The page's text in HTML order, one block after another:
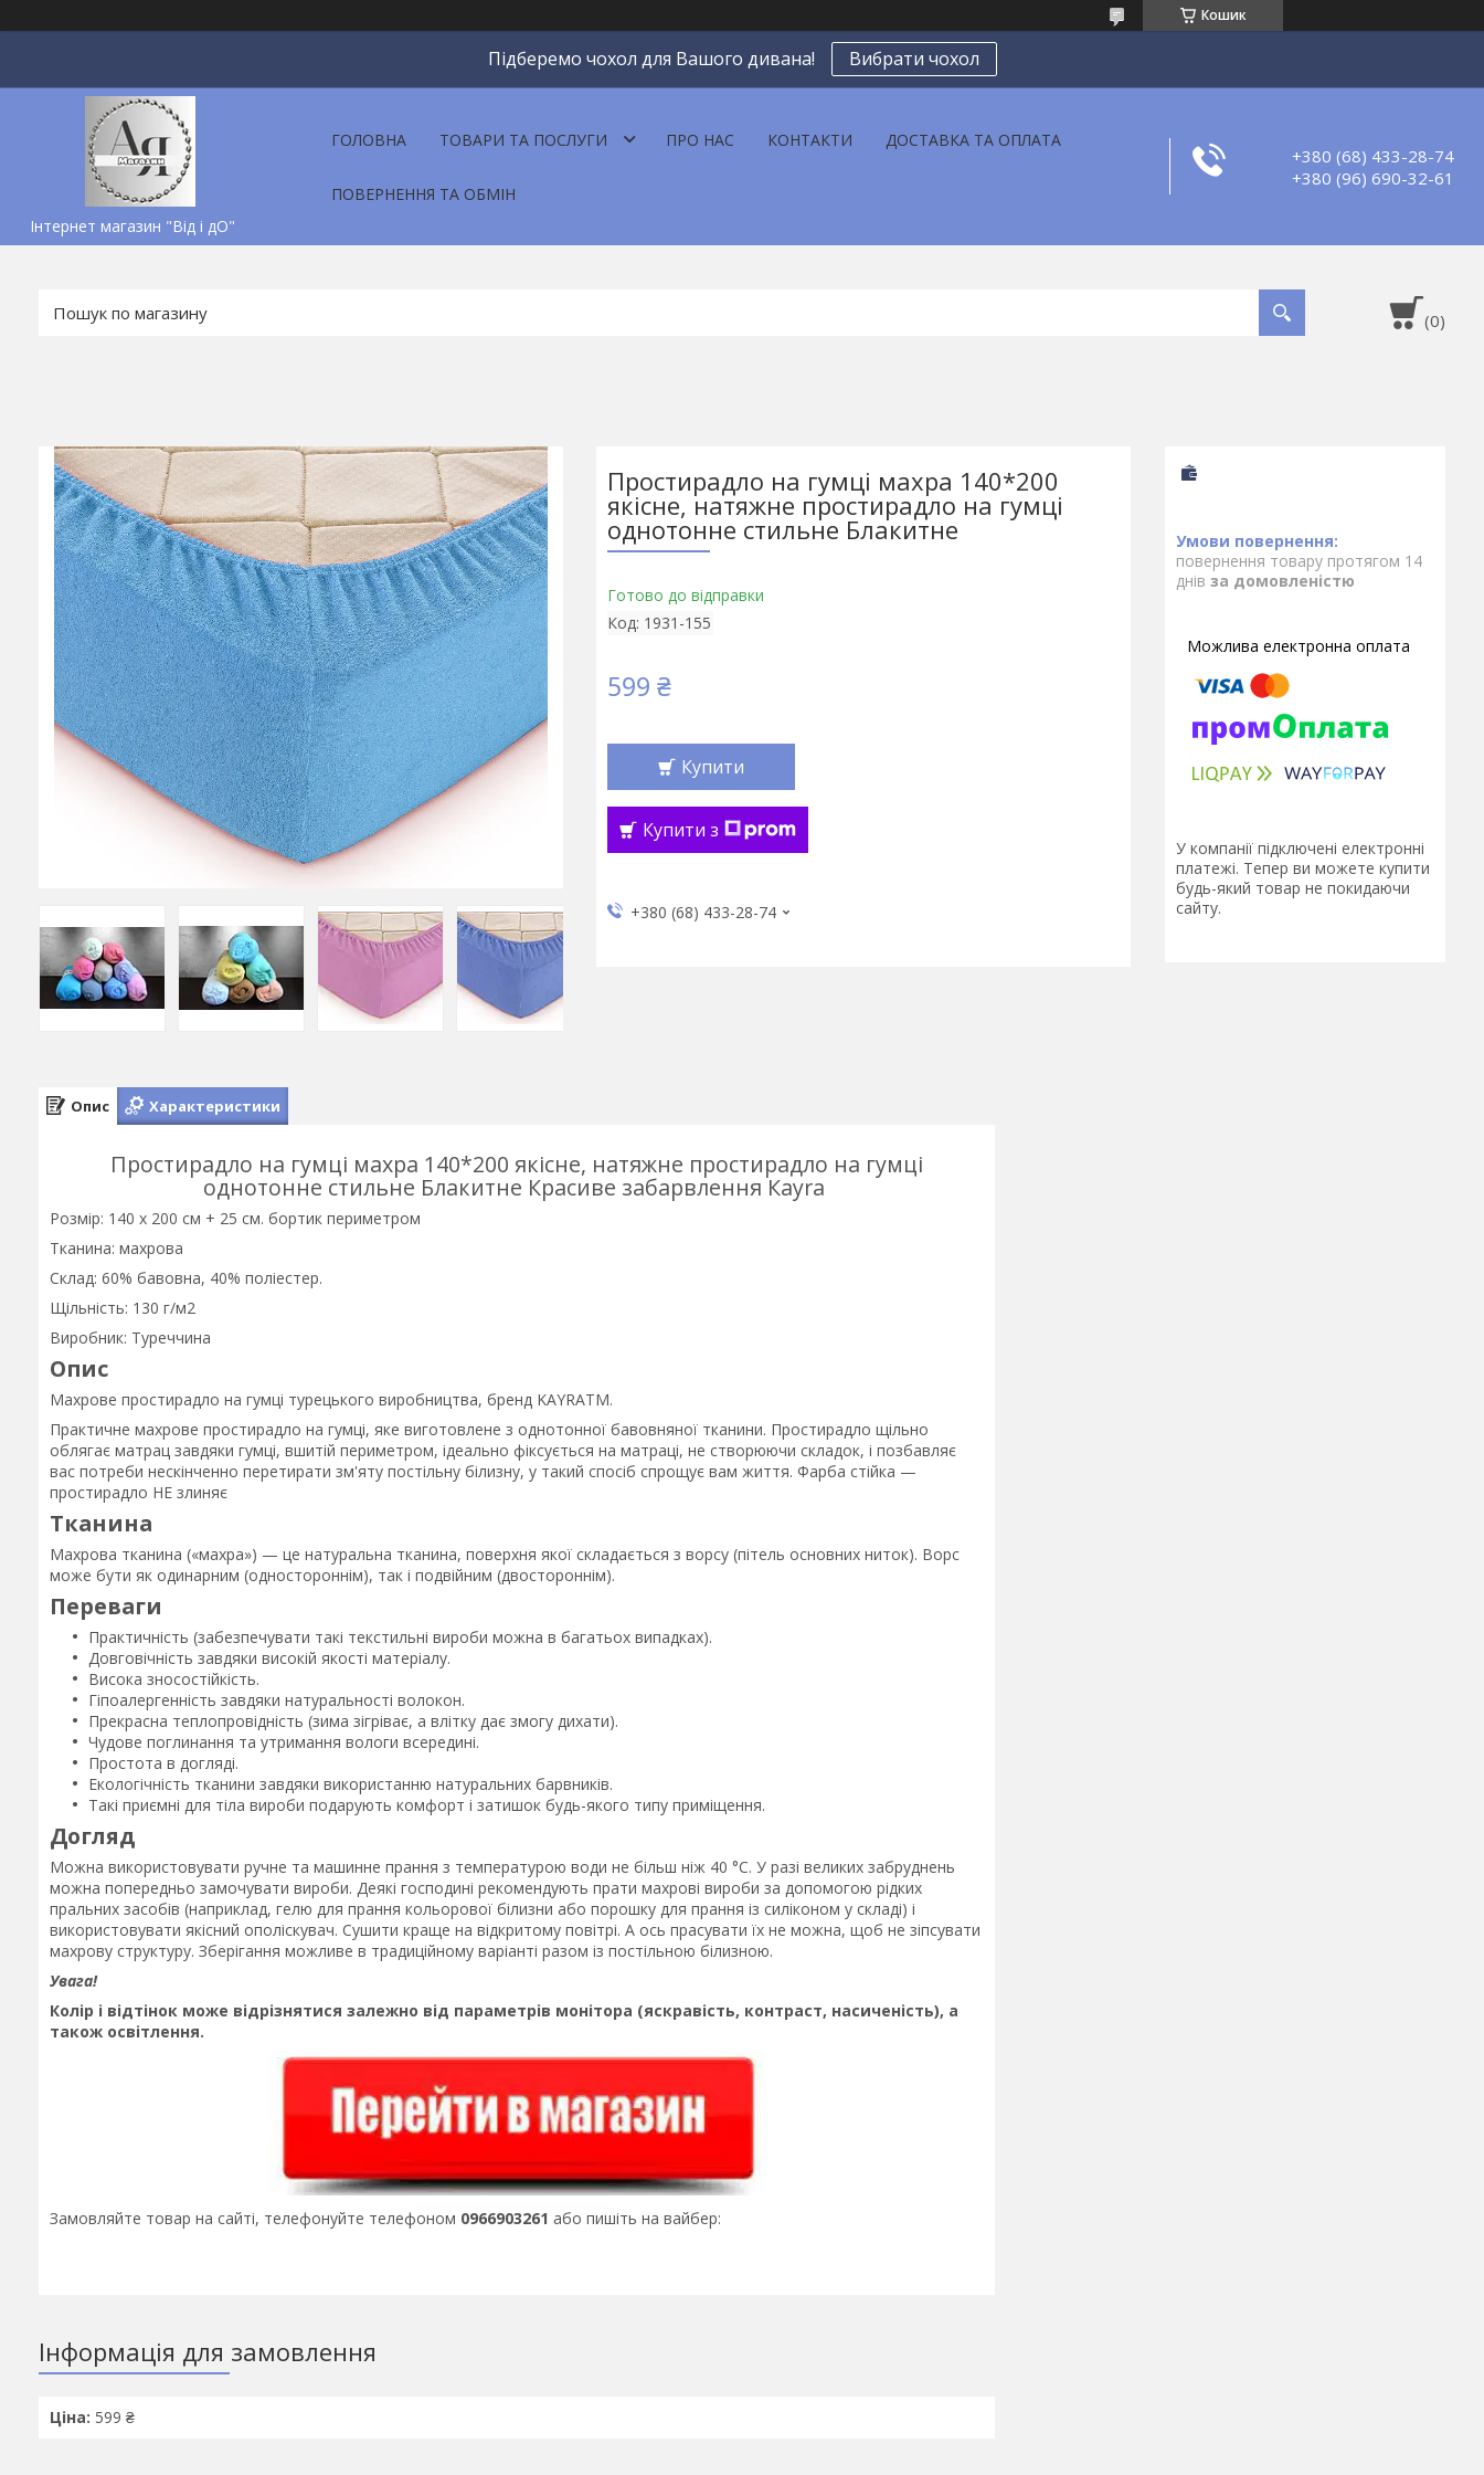
Кошик
Підберемо чохол для Вашого дивана! Вибрати чохол
Інтернет магазин "Від і дО"
ГОЛОВНА ТОВАРИ ТА ПОСЛУГИ ПРО НАС КОНТАКТИ ДОСТАВКА ТА ОПЛАТА
ПОВЕРНЕННЯ ТА ОБМІН
+380 (68) 433-28-74
+380 (96) 690-32-61
Простирадло на гумці махра 140*200
якісне, натяжне простирадло на гумці
однотонне стильне Блакитне
Готово до відправки
Код: 1931-155
599 ₴
Купити
Купити з
+380 (68) 433-28-74
повернення товару протягом 14
днів за домовленістю
У компанії підключені електронні
платежі. Тепер ви можете купити
будь-який товар не покидаючи
сайту.
Опис Характеристики
Простирадло на гумці махра 140*200 якісне, натяжне простирадло на гумці
однотонне стильне Блакитне Красиве забарвлення Кayra
Розмір: 140 х 200 см + 25 см. бортик периметром
Тканина: махрова
Склад: 60% бавовна, 40% поліестер.
Щільність: 130 г/м2
Виробник: Туреччина
Опис
Махрове простирадло на гумці турецького виробництва, бренд KAYRATM.
Практичне махрове простирадло на гумці, яке виготовлене з однотонної бавовняної тканини. Простирадло щільно
облягає матрац завдяки гумці, вшитій периметром, ідеально фіксується на матраці, не створюючи складок, і позбавляє
вас потреби нескінченно перетирати зм'яту постільну білизну, у такий спосіб спрощує вам життя. Фарба стійка —
простирадло НЕ злиняє
Тканина
Махрова тканина («махра») — це натуральна тканина, поверхня якої складається з ворсу (пітель основних ниток). Ворс
може бути як одинарним (одностороннім), так і подвійним (двостороннім).
Переваги
Практичність (забезпечувати такі текстильні вироби можна в багатьох випадках).
Довговічність завдяки високій якості матеріалу.
Висока зносостійкість.
Гіпоалергенність завдяки натуральності волокон.
Прекрасна теплопровідність (зима зігріває, а влітку дає змогу дихати).
Чудове поглинання та утримання вологи всередині.
Простота в догляді.
Екологічність тканини завдяки використанню натуральних барвників.
Такі приємні для тіла вироби подарують комфорт і затишок будь-якого типу приміщення.
Догляд
Можна використовувати ручне та машинне прання з температурою води не більш ніж 40 °C. У разі великих забруднень
можна попередньо замочувати вироби. Деякі господині рекомендують прати махрові вироби за допомогою рідких
пральних засобів (наприклад, гелю для прання кольорової білизни або порошку для прання із силіконом у складі) і
використовувати якісний ополіскувач. Сушити краще на відкритому повітрі. А ось прасувати їх не можна, щоб не зіпсувати
махрову структуру. Зберігання можливе в традиційному варіанті разом із постільною білизною.
Увага!
Колір і відтінок може відрізнятися залежно від параметрів монітора (яскравість, контраст, насиченість), а
також освітлення.
Замовляйте товар на сайті, телефонуйте телефоном 0966903261 або пишіть на вайбер:
Інформація для замовлення
Ціна: 599 ₴